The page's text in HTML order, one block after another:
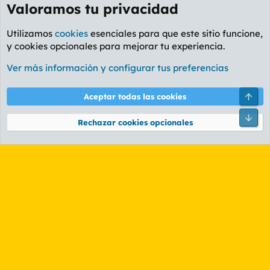
Foro Política
Cookies
PL OLDSTYLE AMARILLO
Términos y reglas Política de privacidad Ayuda
Community platform by XenForo® © 2010-2026 XenForo Ltd.
Valoramos tu privacidad
Utilizamos cookies esenciales para que este sitio funcione,
y cookies opcionales para mejorar tu experiencia.
Ver más información y configurar tus preferencias
Aceptar todas las cookies
Rechazar cookies opcionales
Pie